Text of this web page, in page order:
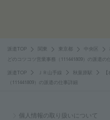
派遣TOP 東京都 中央区
どのコツコツ営業事務（111441809）の派遣の
派遣TOP ＪＲ山手線 秋葉原駅
（111441809）の派遣の仕事詳細
個人情報の取り扱いについて